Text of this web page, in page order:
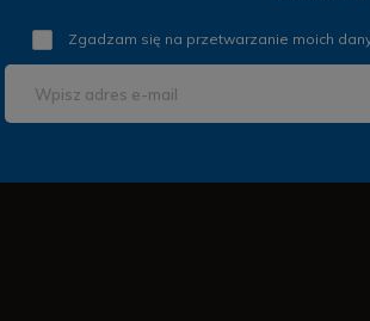
Zgadzam się na przetwarzanie moich